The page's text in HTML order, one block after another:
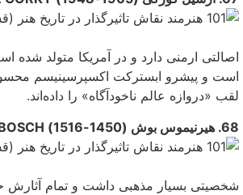
اصالتی ارمنی دارد و در آمریکا متولد شده
است و پیشرو ابسترکت اکسپرسینیسم
لقب «دروازه عالم ناخودآگاه» را داده‌اند.
68. هیرنیموس بوش (1450-1516) HIERONYMUS BOSCH
شخصیتی بسیار مذهبی‌ داشت و تمام آثارش